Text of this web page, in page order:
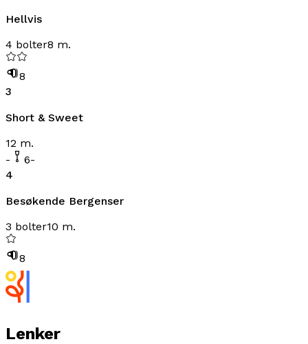
Hellvis
4 bolter8 m.
8
3
Short & Sweet
12 m.
-
6-
4
Besøkende Bergenser
3 bolter10 m.
8
Lenker